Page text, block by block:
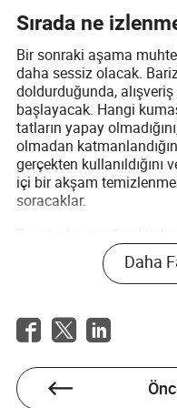
Sırada ne
Bir sonraki aşama
daha sessiz olacak.
doldurduğunda,
başlayacak. Hangi
tatların yapay
olmadan
gerçekten
içi bir akşam
soracaklar.
neye meraklı olduğunu
istekli olduklarını
şikayetler için izleyin.
Kazananlar, denemeyi
rutinlerinden bahsetmesi
bunu normal bir gün
Daha